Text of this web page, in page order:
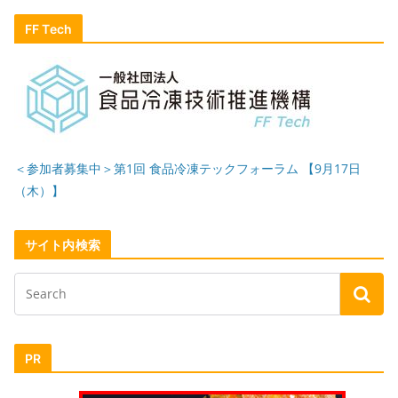
FF Tech
＜参加者募集中＞第1回 食品冷凍テックフォーラム 【9月17日
（木）】
サイト内検索
PR